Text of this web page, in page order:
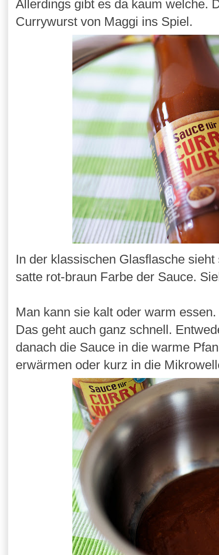
Allerdings gibt es da kaum welche.
Currywurst von Maggi ins Spiel.
In der klassischen Glasflasche
satte rot-braun Farbe der Sauce.
Man kann sie kalt oder warm
Das geht auch ganz schnell.
danach die Sauce in die warme
erwärmen oder kurz in die